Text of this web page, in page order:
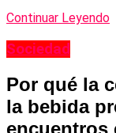
Continuar Leyendo
Sociedad
Por qué la
la bebida
encuentros